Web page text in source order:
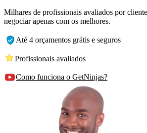
Milhares de profissionais avaliados por
negociar apenas com os melhores.
Até 4 orçamentos grátis e seguros
Profissionais avaliados
Como funciona o GetNinjas?